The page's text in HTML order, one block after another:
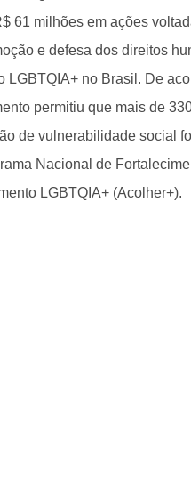
61 milhões em ações
e defesa dos direitos
LGBTQIA+ no Brasil. De
permitiu que mais de
de vulnerabilidade social
Nacional de
LGBTQIA+ (Acolher+).